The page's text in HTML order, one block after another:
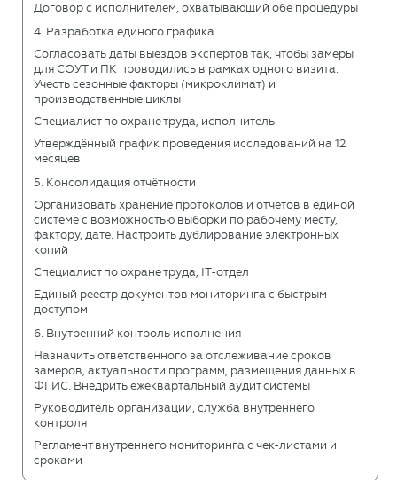
Договор с исполнителем, охватывающий обе процедуры
4. Разработка единого графика
Согласовать даты выездов экспертов так, чтобы замеры
для СОУТ и ПК проводились в рамках одного визита.
Учесть сезонные факторы (микроклимат) и
производственные циклы
Специалист по охране труда, исполнитель
Утверждённый график проведения исследований на 12
месяцев
5. Консолидация отчётности
Организовать хранение протоколов и отчётов в единой
системе с возможностью выборки по рабочему месту,
фактору, дате. Настроить дублирование электронных
копий
Специалист по охране труда, IT-отдел
Единый реестр документов мониторинга с быстрым
доступом
6. Внутренний контроль исполнения
Назначить ответственного за отслеживание сроков
замеров, актуальности программ, размещения данных в
ФГИС. Внедрить ежеквартальный аудит системы
Руководитель организации, служба внутреннего
контроля
Регламент внутреннего мониторинга с чек-листами и
сроками